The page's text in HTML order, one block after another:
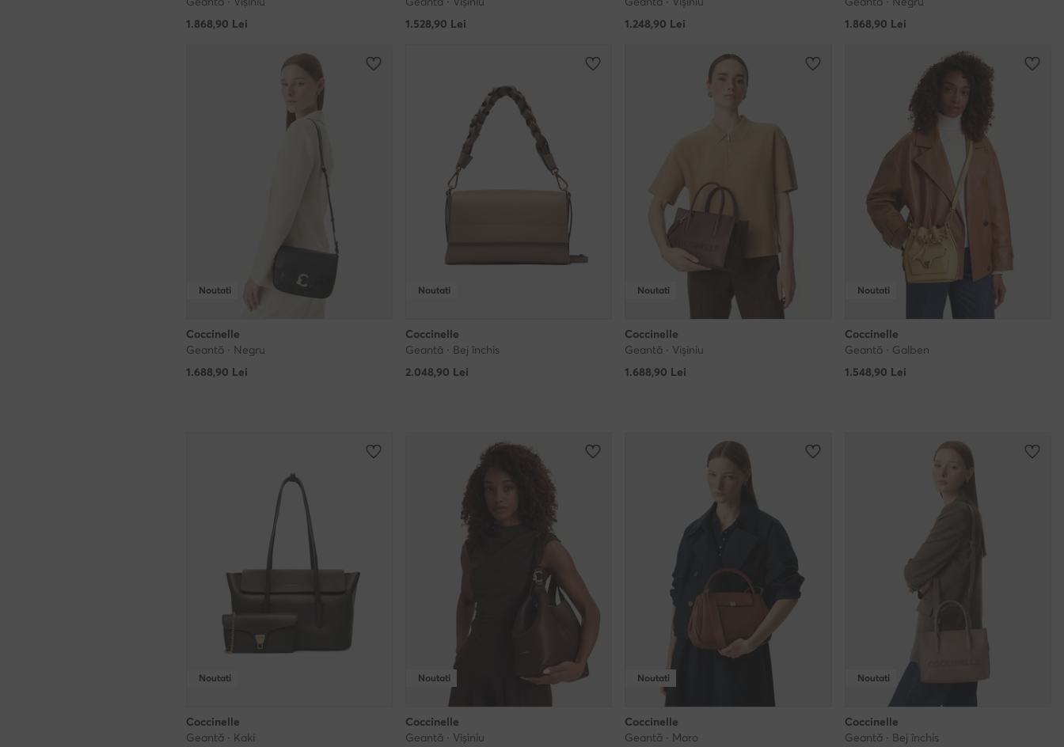
1.868,90 Lei
1.528,90 Lei
1.248,90 Lei
1.868,90 Lei
Noutati
Coccinelle
Geantă · Negru
1.688,90 Lei
Noutati
Coccinelle
Geantă · Bej închis
2.048,90 Lei
Noutati
Coccinelle
Geantă · Vișiniu
1.688,90 Lei
Noutati
Coccinelle
Geantă · Galben
1.548,90 Lei
Noutati
Coccinelle
Geantă · Kaki
Noutati
Coccinelle
Geantă · Vișiniu
Noutati
Coccinelle
Geantă · Maro
Noutati
Coccinelle
Geantă · Bej închis